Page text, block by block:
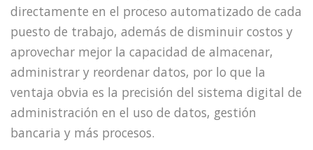
directamente en el proceso automatizado de cada
puesto de trabajo, además de disminuir costos y
aprovechar mejor la capacidad de almacenar,
administrar y reordenar datos, por lo que la
ventaja obvia es la precisión del sistema digital de
administración en el uso de datos, gestión
bancaria y más procesos.